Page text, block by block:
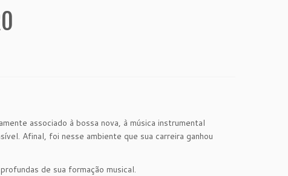
associado à bossa nova, à música instrumental
Afinal, foi nesse ambiente que sua carreira ganhou
de sua formação musical.